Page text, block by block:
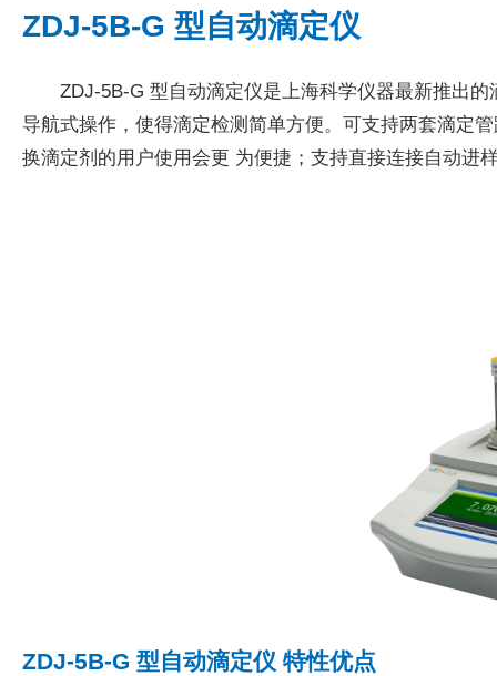
ZDJ-5B-G 型自动滴定仪
ZDJ-5B-G 型自动滴定仪是上海科学仪器最新推出
导航式操作，使得滴定检测简单方便。可支持两套滴定
换滴定剂的用户使用会更 为便捷；支持直接连接自动进
ZDJ-5B-G 型自动滴定仪 特性优点